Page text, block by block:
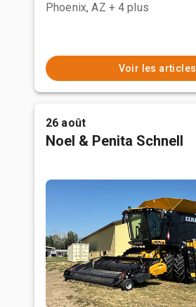
Phoenix, AZ + 4 plus
Voir les articles
26 août
Noel & Penita Schnell